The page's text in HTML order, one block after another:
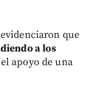
que
a los
apoyo de una